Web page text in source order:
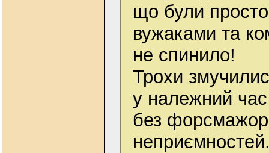
що були
вужаками та
не спинило!
Трохи
у належний
без